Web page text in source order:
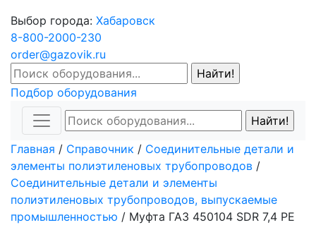
Выбор города: Хабаровск
8-800-2000-230
order@gazovik.ru
Подбор оборудования
Главная / Справочник / Соединительные детали и
элементы полиэтиленовых трубопроводов /
Соединительные детали и элементы
полиэтиленовых трубопроводов, выпускаемые
промышленностью / Mуфта ГАЗ 450104 SDR 7,4 PE